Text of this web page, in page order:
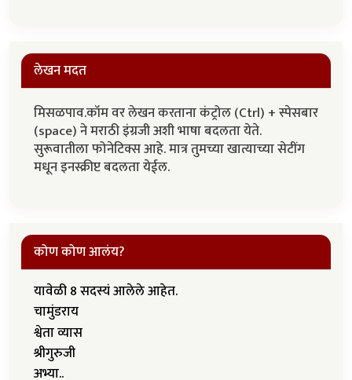
लेखन मदत
मिसळपाव.कॉम वर लेखन करताना कंट्रोल (Ctrl) + स्पेसबार
(space) ने मराठी इंग्रजी अशी भाषा बदलता येते.
सुरूवातीला फोनेटिक्स आहे. मात्र तुमच्या खात्याच्या सेटींग
मधून इनस्क्रीप्ट बदलता येईल.
कोण कोण आलंय?
यावेळी 8 सदस्यं आलेले आहेत.
चामुंडराय
श्वेता व्यास
श्रीगुरुजी
अभ्या..